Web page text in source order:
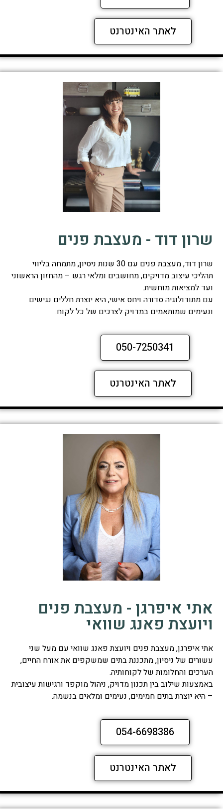
לאתר האינטרנט
שרון דוד - מעצבת פנים
שרון דוד, מעצבת פנים עם 30 שנות ניסיון, מתמחה בליווי
תהליכי עיצוב מדויקים, מחושבים ומלאי רגש – מהחזון הראשוני
ועד למציאות מוחשית.
עם מתודולוגיה סדורה ויחס אישי, היא יוצרת חללים נגישים
ונעימים שמותאמים במדויק לצרכים של כל לקוח.
050-7250341
לאתר האינטרנט
אתי איפרגן - מעצבת פנים
ויועצת פאנג שוואי
אתי איפרגן, מעצבת פנים ויועצת פאנג שוואי עם מעל שני
עשורים של ניסיון, מתכננת בתים שמשקפים את אורח החיים,
הערכים והחלומות של לקוחותיה.
באמצעות שילוב בין תכנון מדויק, ניהול מוקפד ורגישות עיצובית
– היא יוצרת בתים חמימים, נעימים ומלאים בנשמה.
054-6698386
לאתר האינטרנט